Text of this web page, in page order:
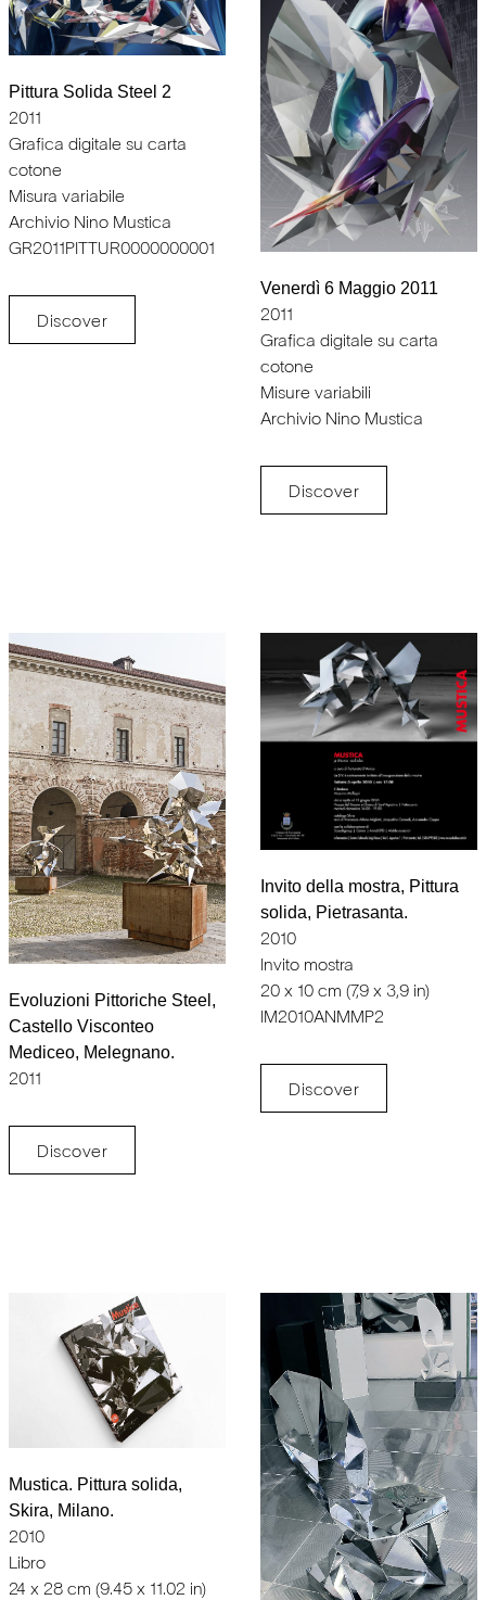
Pittura Solida Steel 2
2011
Grafica digitale su carta
cotone
Misura variabile
Archivio Nino Mustica
GR2011PITTUR0000000001
Discover
Venerdì 6 Maggio 2011
2011
Grafica digitale su carta
cotone
Misure variabili
Archivio Nino Mustica
Discover
Evoluzioni Pittoriche Steel,
Castello Visconteo
Mediceo, Melegnano.
2011
Discover
Invito della mostra, Pittura
solida, Pietrasanta.
2010
Invito mostra
20 x 10 cm (7,9 x 3,9 in)
IM2010ANMMP2
Discover
Mustica. Pittura solida,
Skira, Milano.
2010
Libro
24 x 28 cm (9.45 x 11.02 in)